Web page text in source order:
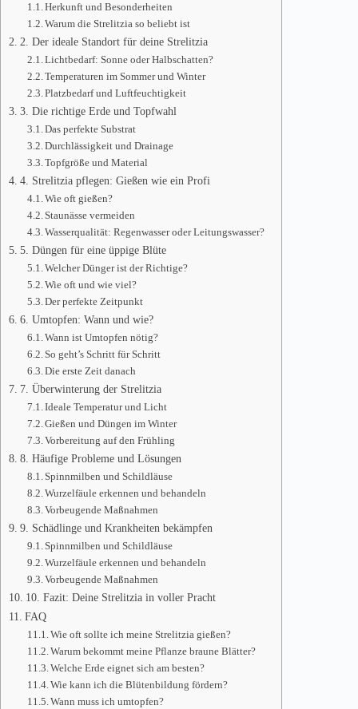
Herkunft und Besonderheiten
Warum die Strelitzia so beliebt ist
2. Der ideale Standort für deine Strelitzia
Lichtbedarf: Sonne oder Halbschatten?
Temperaturen im Sommer und Winter
Platzbedarf und Luftfeuchtigkeit
3. Die richtige Erde und Topfwahl
Das perfekte Substrat
Durchlässigkeit und Drainage
Topfgröße und Material
4. Strelitzia pflegen: Gießen wie ein Profi
Wie oft gießen?
Staunässe vermeiden
Wasserqualität: Regenwasser oder Leitungswasser?
5. Düngen für eine üppige Blüte
Welcher Dünger ist der Richtige?
Wie oft und wie viel?
Der perfekte Zeitpunkt
6. Umtopfen: Wann und wie?
Wann ist Umtopfen nötig?
So geht’s Schritt für Schritt
Die erste Zeit danach
7. Überwinterung der Strelitzia
Ideale Temperatur und Licht
Gießen und Düngen im Winter
Vorbereitung auf den Frühling
8. Häufige Probleme und Lösungen
Spinnmilben und Schildläuse
Wurzelfäule erkennen und behandeln
Vorbeugende Maßnahmen
9. Schädlinge und Krankheiten bekämpfen
Spinnmilben und Schildläuse
Wurzelfäule erkennen und behandeln
Vorbeugende Maßnahmen
10. Fazit: Deine Strelitzia in voller Pracht
FAQ
Wie oft sollte ich meine Strelitzia gießen?
Warum bekommt meine Pflanze braune Blätter?
Welche Erde eignet sich am besten?
Wie kann ich die Blütenbildung fördern?
Wann muss ich umtopfen?